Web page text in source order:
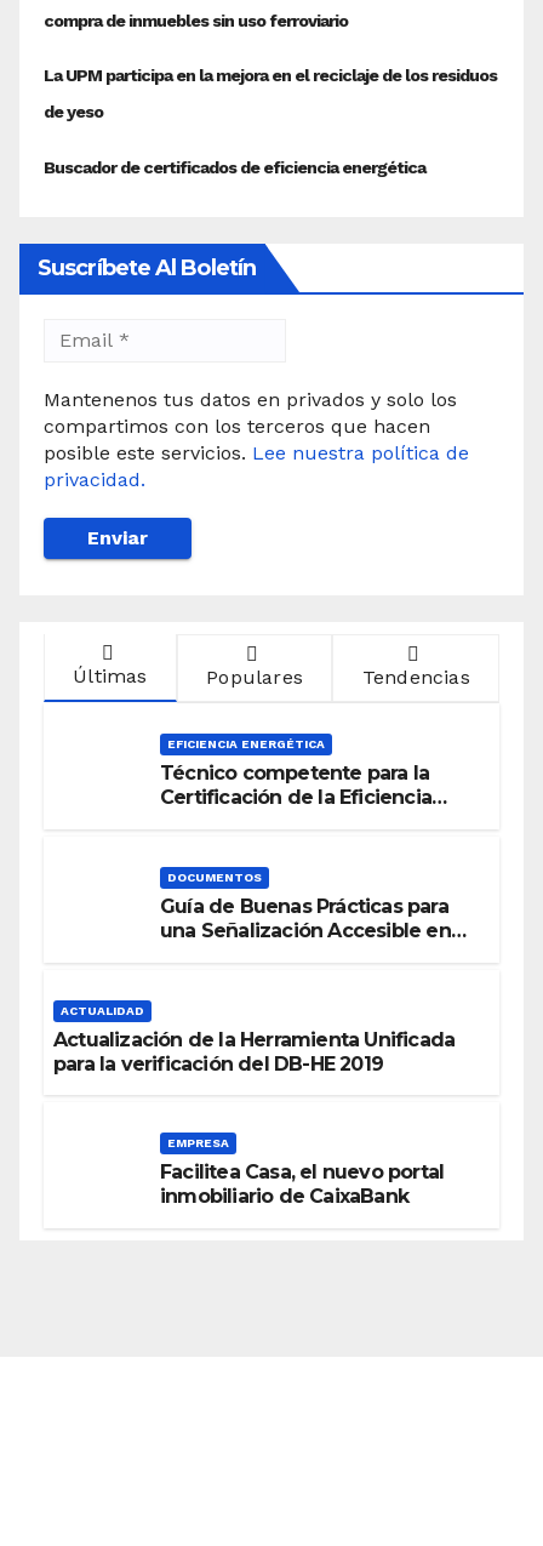
Suscríbete Al Boletín
Mantenenos tus datos en privados y solo los
compartimos con los terceros que hacen
posible este servicios. Lee nuestra política de
privacidad.
Últimas Populares Tendencias
EFICIENCIA ENERGÉTICA
Técnico competente para la
Certificación de la Eficiencia
DOCUMENTOS
Guía de Buenas Prácticas para
una Señalización Accesible en
ACTUALIDAD
Actualización de la Herramienta Unificada
para la verificación del DB-HE 2019
EMPRESA
Facilitea Casa, el nuevo portal
inmobiliario de CaixaBank